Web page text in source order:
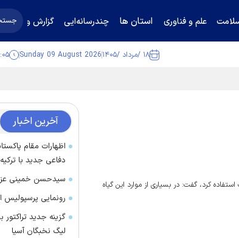
علم و فناوری استان ها چندرسانه‌ایی گزارش و
۱۸ /مرداد /۱۴۰۵ Sunday 09 August 2026
کرد، گفت: در بسیاری از موارد این گیاه
آخرین اخبار
اظهارات مقام
دفاعی جدید با
سیدحسن خمینی
رونمایی پرسپولیس
گزینه جدید تراکتور
لیگ نخبگان آسیا